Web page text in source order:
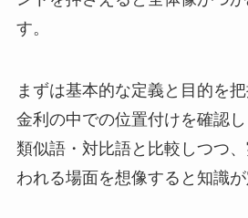
す。
まずは基本的な定義と目的を
金利の中での位置付けを確認
類似語・対比語と比較しつつ
われる場面を想像すると知識が